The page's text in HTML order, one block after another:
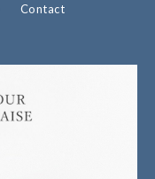
Contact